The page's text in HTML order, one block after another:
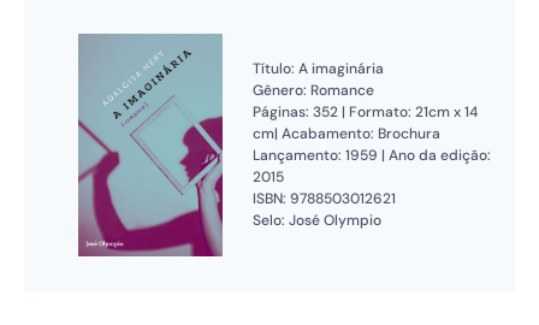
Título: A imaginária
Gênero: Romance
Páginas: 352 | Formato: 21cm x 14
cm| Acabamento: Brochura
Lançamento: 1959 | Ano da edição:
2015
ISBN: 9788503012621
Selo: José Olympio